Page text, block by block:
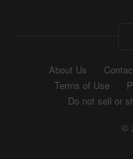
About Us
Terms of Use
Do not sell or
©